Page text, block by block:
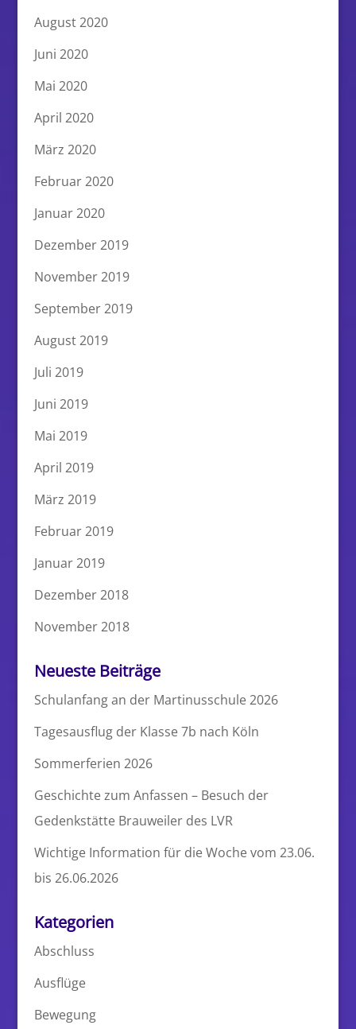
August 2020
Juni 2020
Mai 2020
April 2020
März 2020
Februar 2020
Januar 2020
Dezember 2019
November 2019
September 2019
August 2019
Juli 2019
Juni 2019
Mai 2019
April 2019
März 2019
Februar 2019
Januar 2019
Dezember 2018
November 2018
Neueste Beiträge
Schulanfang an der Martinusschule 2026
Tagesausflug der Klasse 7b nach Köln
Sommerferien 2026
Geschichte zum Anfassen – Besuch der
Gedenkstätte Brauweiler des LVR
Wichtige Information für die Woche vom 23.06.
bis 26.06.2026
Kategorien
Abschluss
Ausflüge
Bewegung